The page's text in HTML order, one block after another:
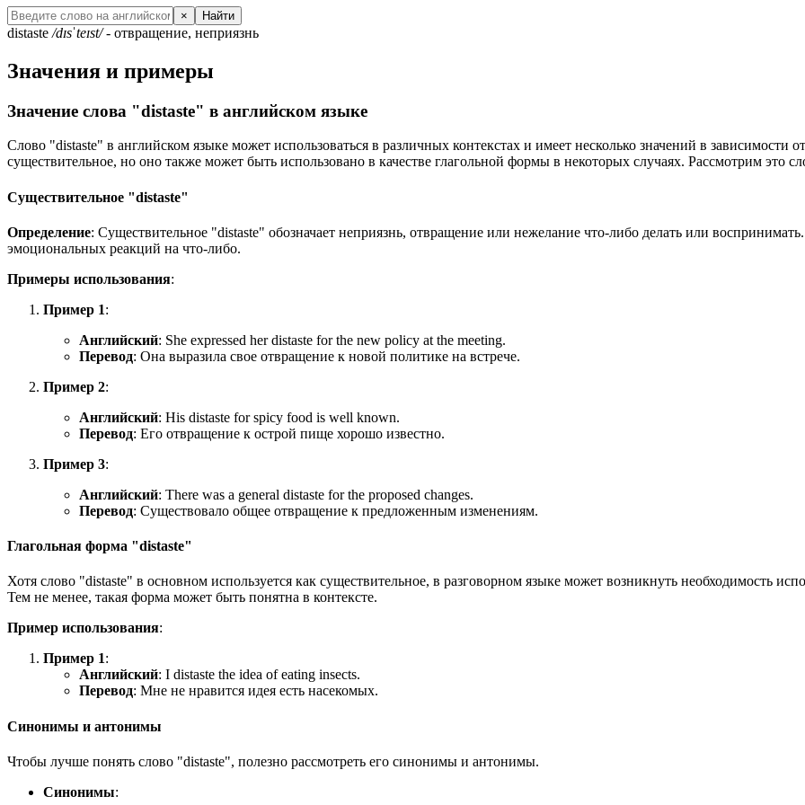
× Найти
distaste /dɪsˈteɪst/- отвращение, неприязнь
Значения и примеры
Значение слова "distaste" в английском языке
Слово "distaste" в английском языке может использоваться в различных контекстах и имеет несколько значений в зависимости
существительное, но оно также может быть использовано в качестве глагольной формы в некоторых случаях. Рассмотрим это
Существительное "distaste"
Определение: Существительное "distaste" обозначает неприязнь, отвращение или нежелание что-либо делать или
эмоциональных реакций на что-либо.
Примеры использования:
Пример 1:
Английский: She expressed her distaste for the new policy at the meeting.
Перевод: Она выразила свое отвращение к новой политике на встрече.
Пример 2:
Английский: His distaste for spicy food is well known.
Перевод: Его отвращение к острой пище хорошо известно.
Пример 3:
Английский: There was a general distaste for the proposed changes.
Перевод: Существовало общее отвращение к предложенным изменениям.
Глагольная форма "distaste"
Хотя слово "distaste" в основном используется как существительное, в разговорном языке может возникнуть необходимость
Тем не менее, такая форма может быть понятна в контексте.
Пример использования:
Пример 1:
Английский: I distaste the idea of eating insects.
Перевод: Мне не нравится идея есть насекомых.
Синонимы и антонимы
Чтобы лучше понять слово "distaste", полезно рассмотреть его синонимы и антонимы.
Синонимы: